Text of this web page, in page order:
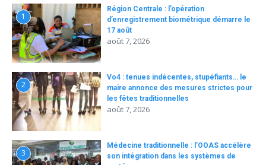
1
Région Centrale : l’opération
d’enregistrement biométrique démarre le
17 août
août 7, 2026
2
Vo4 : tenues indécentes, stupéfiants… le
maire annonce des mesures strictes pour
les fêtes traditionnelles
août 7, 2026
3
Médecine traditionnelle : l’OOAS accélère
son intégration dans les systèmes de